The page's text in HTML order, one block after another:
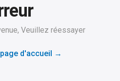
Veuillez réessayer
d'accueil →